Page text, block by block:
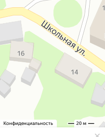
Конфиденциальность 20 м